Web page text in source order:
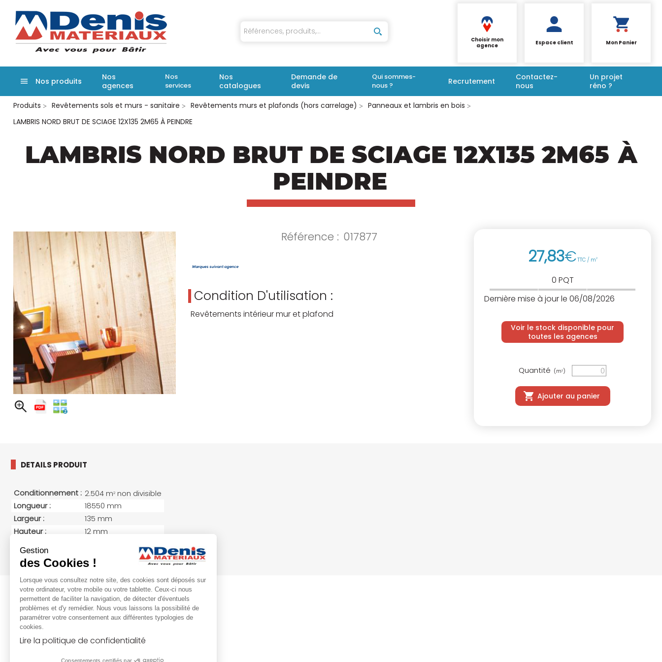
Aller
contenu
principal
Choisir mon
agence
Espace client Mon Panier
Nos produits
Nos
agences
Nos
services
Nos
catalogues
Demande de
devis
Qui sommes-
nous ?
Recrutement
Contactez-
nous
Un projet
réno ?
Produits
Revêtements sols et murs - sanitaire Revêtements murs et plafonds (hors carrelage)
Panneaux et lambris en bois
LAMBRIS NORD BRUT DE SCIAGE 12X135 2M65 À PEINDRE
LAMBRIS NORD BRUT DE SCIAGE 12X135 2M65 À
PEINDRE
Référence : 017877
Condition D'utilisation :
Revêtements intérieur mur et plafond
27,83€TTC / m2
0 PQT
Dernière mise à jour le 06/08/2026
Voir le stock disponible pour
toutes les agences
Quantité (m2)
Ajouter au panier
DETAILS PRODUIT
Conditionnement : 2.504 m2 non divisible
Longueur :
18550 mm
Largeur :
135 mm
Hauteur :
12 mm
Essence (bois) Sapin / épicéa
Gestion
des Cookies !
Lorsque vous consultez notre site, des cookies sont déposés sur
votre ordinateur, votre mobile ou votre tablette. Ceux-ci nous
permettent de faciliter la navigation, de détecter d'éventuels
problèmes et d'y remédier. Nous vous laissons la possibilité de
paramétrer votre consentement aux différentes typologies de
cookies.
Lire la politique de confidentialité
Consentements certifiés par